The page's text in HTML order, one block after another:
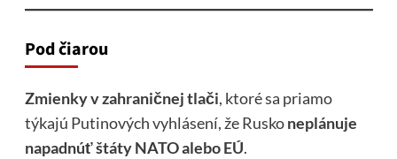
Pod čiarou
Zmienky v zahraničnej tlači, ktoré sa priamo
týkajú Putinových vyhlásení, že Ruskoneplánuje
napadnúť štáty NATO alebo EÚ.